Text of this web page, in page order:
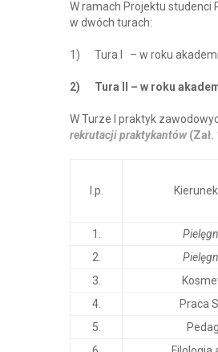
W ramach Projektu studenci
w dwóch turach:
1) Tura I – w roku
2) Tura II – w roku
W Turze I praktyk
rekrutacji praktykantów (Zał.
l.p.
1.
2.
3.
4.
Praca
5.